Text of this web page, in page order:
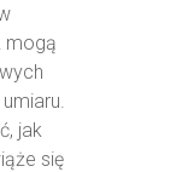
mogą
jak
się